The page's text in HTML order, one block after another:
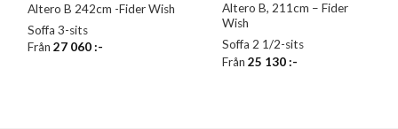
Altero B 242cm -Fider Wish
Soffa 3-sits
Från27 060:-
Altero B, 211cm – Fider
Wish
Soffa 2 1/2-sits
Från25 130:-